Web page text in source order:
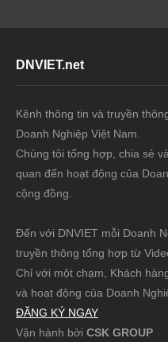
DNVIET.net
Kênh thông tin và truyền
Doanh Nghiệp Việt Nam.
Chúng tôi tổng hợp, chia sẻ
quan đến hoạt động của
cộng đồng.
Đến với DNVIET mỗi Doanh
truyền thông tổng hợp từ
Chỉ với một chạm, Khách
và hoạt động của Doanh
ĐĂNG KÝ NGAY
Vận hành bởi CSK GROUP